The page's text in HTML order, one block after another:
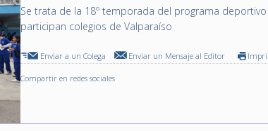
Se trata de la 18º temporada del programa
participan colegios de Valparaíso
Enviar a un Colega Enviar un Mensaje al Editor
Compartir en redes sociales